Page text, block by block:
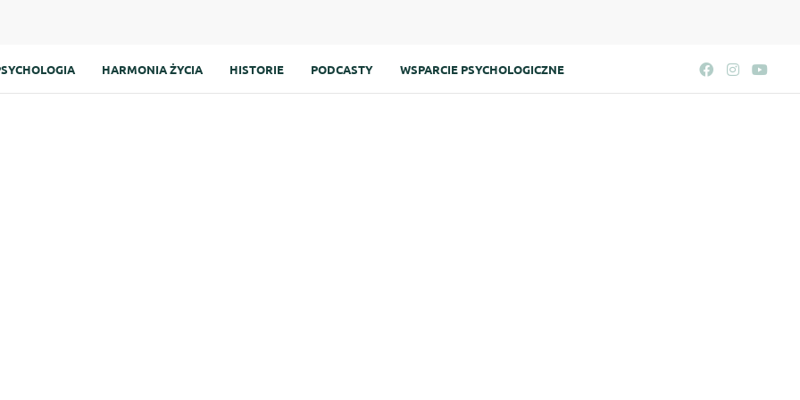
HARMONIA ŻYCIA HISTORIE PODCASTY WSPARCIE PSYCHOLOGICZNE